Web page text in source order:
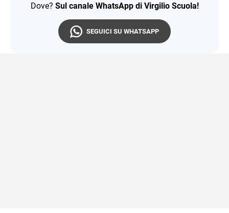
Dove? Sul canale WhatsApp di Virgilio Scuola!
SEGUICI SU WHATSAPP